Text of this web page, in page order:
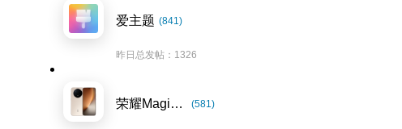
爱主题 (841)
昨日总发帖：1326
荣耀Magic8系列 (581)